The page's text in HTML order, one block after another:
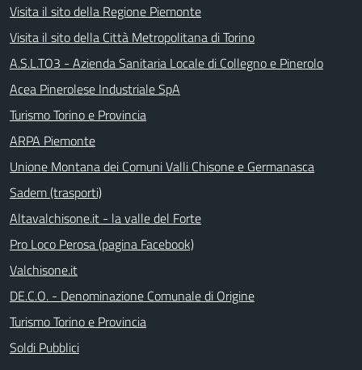
Visita il sito della Regione Piemonte
Visita il sito della Città Metropolitana di Torino
A.S.L.TO3 - Azienda Sanitaria Locale di Collegno e Pinerolo
Acea Pinerolese Industriale SpA
Turismo Torino e Provincia
ARPA Piemonte
Unione Montana dei Comuni Valli Chisone e Germanasca
Sadem (trasporti)
Altavalchisone.it - la valle del Forte
Pro Loco Perosa (pagina Facebook)
Valchisone.it
DE.C.O. - Denominazione Comunale di Origine
Turismo Torino e Provincia
Soldi Pubblici